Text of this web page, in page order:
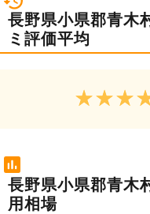
長野県小県郡青木
ミ評価平均
長野県小県郡青木
用相場